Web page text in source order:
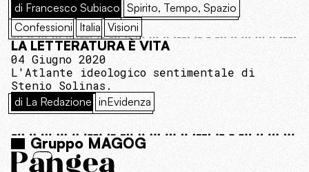
di Francesco Subiaco Spirito, Tempo, Spazio
Confessioni Italia Visioni
LA LETTERATURA È VITA
04 Giugno 2020
L'Atlante ideologico sentimentale di
Stenio Solinas.
di La Redazione inEvidenza
Gruppo MAGOG